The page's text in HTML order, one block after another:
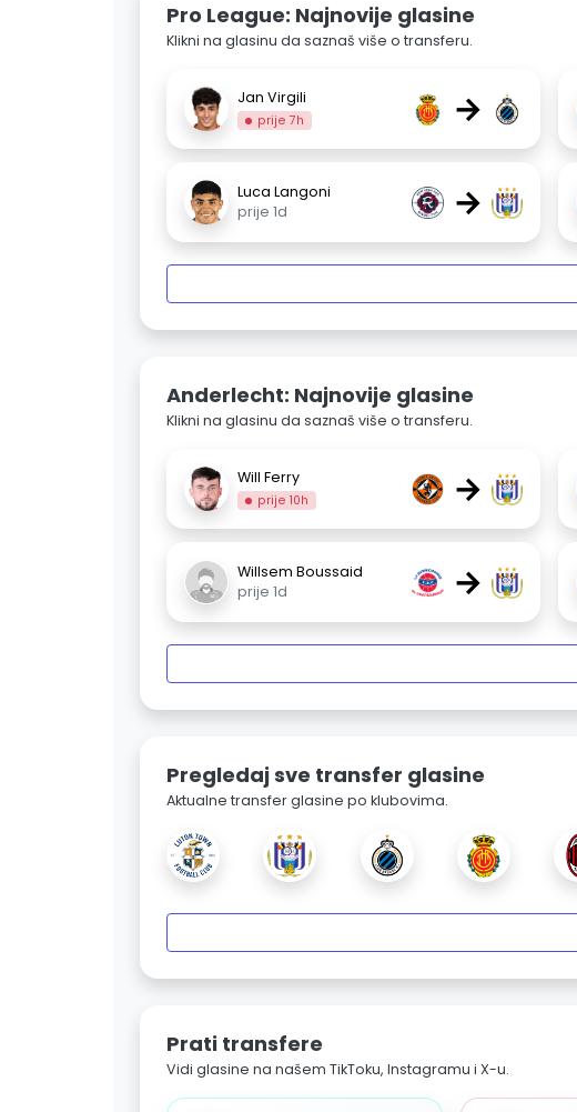
Pro League: Najnovije glasine
Klikni na glasinu da saznaš više o transferu.
Jan Virgili
prije 7h →
Luca Langoni
prije 1d
→
Anderlecht: Najnovije glasine
Klikni na glasinu da saznaš više o transferu.
Will Ferry
prije 10h →
Willsem Boussaid
prije 1d
→
Pregledaj sve transfer glasine
Aktualne transfer glasine po klubovima.
Prati transfere
Vidi glasine na našem TikToku, Instagramu i X-u.